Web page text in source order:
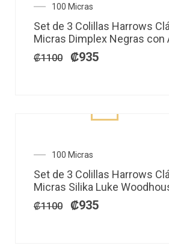
100 Micras
Set de 3 Colillas Harrows
Micras Dimplex Negras con
₡1100
El
precio
original
era:
₡1100.
₡935
precio
actual
es:
₡935.
100 Micras
Set de 3 Colillas Harrows
Micras Silika Luke
₡1100
El
precio
original
era:
₡1100.
₡935
precio
actual
es:
₡935.